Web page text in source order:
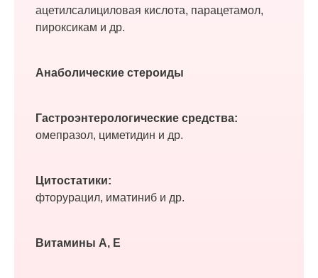
ацетилсалициловая кислота, парацетамол,
пироксикам и др.
Анаболические стероиды
Гастроэнтерологические средства:
омепразол, циметидин и др.
Цитостатики:
фторурацил, иматиниб и др.
Витамины А, Е